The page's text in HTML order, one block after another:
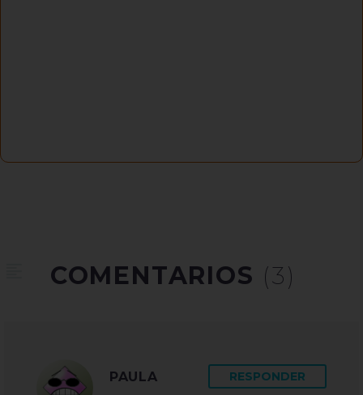
COMENTARIOS (3)
PAULA RESPONDER